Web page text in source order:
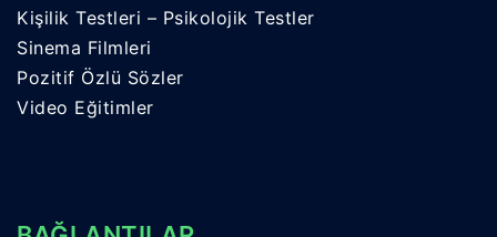
Kişilik Testleri – Psikolojik Testler
Sinema Filmleri
Pozitif Özlü Sözler
Video Eğitimler